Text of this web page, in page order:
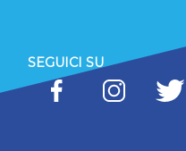
SEGUICI SU